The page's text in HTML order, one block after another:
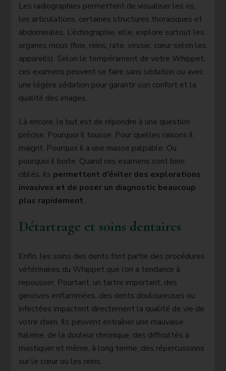
Les radiographies permettent de visualiser les os,
les articulations, certaines structures thoraciques et
abdominales. L’échographie, elle, explore surtout les
organes mous (foie, reins, rate, vessie, cœur selon les
appareils). Selon le tempérament de votre Whippet,
ces examens peuvent se faire sans sédation ou avec
une légère sédation pour garantir son confort et la
qualité des images.
Là encore, le but est de répondre à une question
précise. Pourquoi il tousse. Pour quelles raisons il
maigrit. Pourquoi il a une masse palpable. Ou
pourquoi il boite. Quand ces examens sont bien
ciblés, ils permettent d’éviter des explorations
invasives et de poser un diagnostic beaucoup
plus rapidement.
Détartrage et soins dentaires
Enfin, les soins des dents font partie des procédures
vétérinaires du Whippet que l’on a tendance à
repousser. Pourtant, un tartre important, des
gencives enflammées, des dents douloureuses ou
infectées impactent directement la qualité de vie de
votre chien. Ils peuvent entraîner une mauvaise
haleine, de la douleur chronique, des difficultés à
mastiquer et même, à long terme, des répercussions
sur le cœur ou les reins.